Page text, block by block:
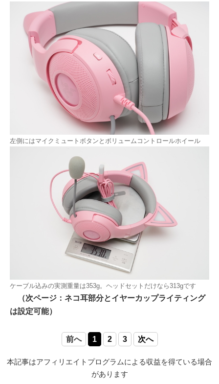
左側にはマイクミュートボタンとボリュームコントロールホイール
ケーブル込みの実測重量は353g。ヘッドセットだけなら313gです
（次ページ：ネコ耳部分とイヤーカップライティング
は設定可能）
前へ 1 2 3 次へ
本記事はアフィリエイトプログラムによる収益を得ている場合
があります